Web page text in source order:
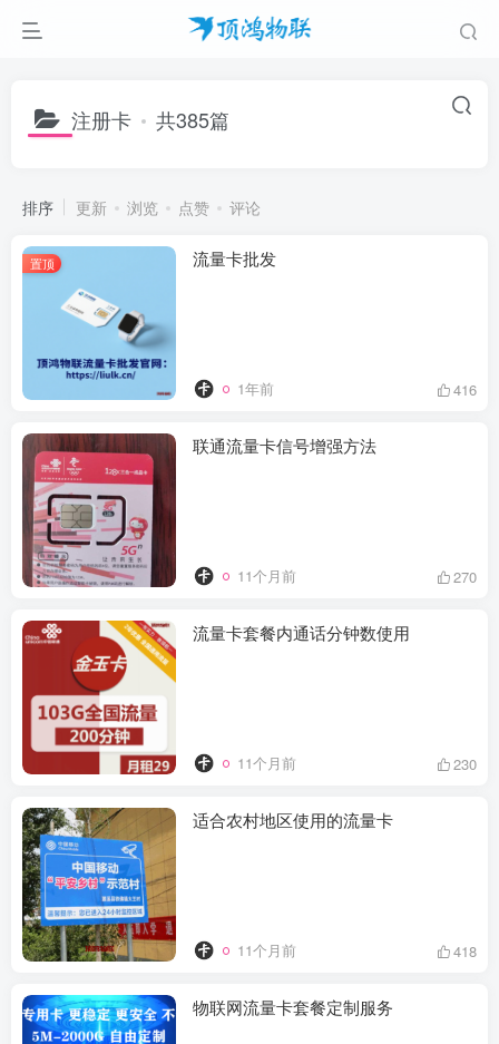
注册卡 共385篇
排序 更新 浏览 点赞 评论
置顶 流量卡批发
1年前 416
联通流量卡信号增强方法
11个月前 270
流量卡套餐内通话分钟数使用​
11个月前 230
适合农村地区使用的流量卡
11个月前 418
物联网流量卡套餐定制服务​